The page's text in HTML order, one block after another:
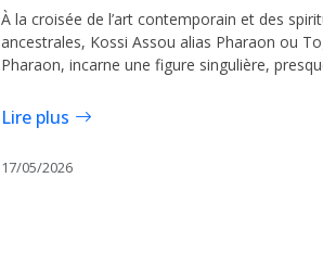
À la croisée de l’art contemporain et des
ancestrales, Kossi Assou alias Pharaon ou
Pharaon, incarne une figure singulière,
celle d’un créateur dont les œuvres se
l’intersection du visible et de l’invisible, du
Lire plus
17/05/2026